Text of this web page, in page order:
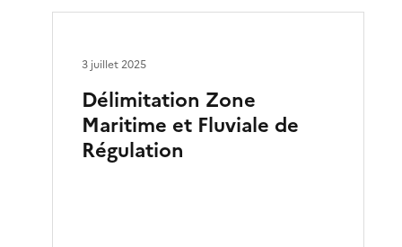
Délimitation Zone
Maritime et Fluviale de
Régulation
3 juillet 2025